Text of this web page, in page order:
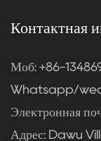
Контактная
Моб: +86-
Whatsapp/
Электронная
Адрес: Dawu